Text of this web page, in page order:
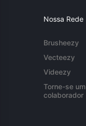
Nossa Rede
Brusheezy
Vecteezy
Videezy
Torne-se um
colaborador